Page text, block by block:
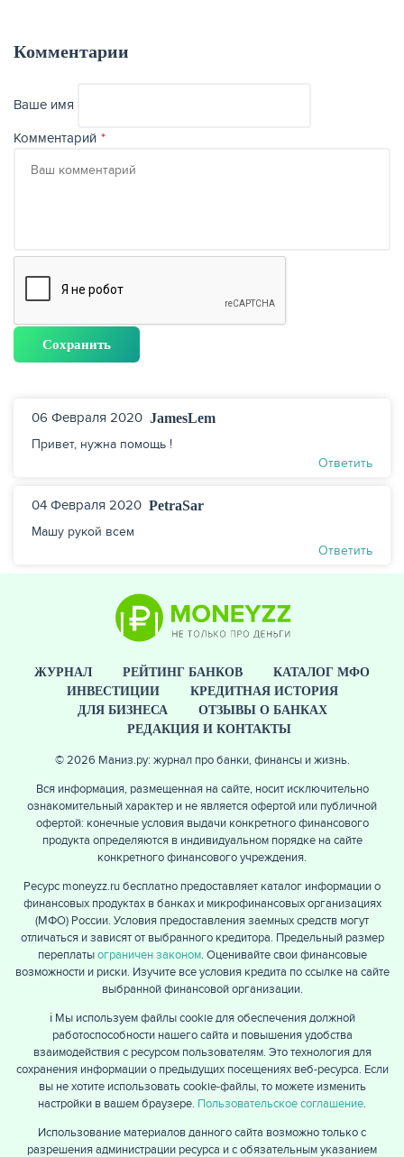
Комментарии
Ваше имя
Комментарий
06 Февраля 2020 JamesLem
Привет, нужна помощь !
Ответить
04 Февраля 2020 PetraSar
Машу рукой всем
Ответить
ЖУРНАЛ РЕЙТИНГ БАНКОВ
КАТАЛОГ МФО
ИНВЕСТИЦИИ
КРЕДИТНАЯ ИСТОРИЯ
ДЛЯ БИЗНЕСА
ОТЗЫВЫ О БАНКАХ
РЕДАКЦИЯ И КОНТАКТЫ
© 2026 Маниз.ру: журнал про банки, финансы и жизнь.
Вся информация, размещенная на сайте, носит исключительно
ознакомительный характер и не является офертой или публичной
офертой: конечные условия выдачи конкретного финансового
продукта определяются в индивидуальном порядке на сайте
конкретного финансового учреждения.
Ресурс moneyzz.ru бесплатно предоставляет каталог информации о
финансовых продуктах в банках и микрофинансовых организациях
(МФО) России. Условия предоставления заемных средств могут
отличаться и зависят от выбранного кредитора. Предельный размер
переплатыограничен законом. Оценивайте свои финансовые
возможности и риски. Изучите все условия кредита по ссылке на сайте
выбранной финансовой организации.
ℹ️ Мы используем файлы cookie для обеспечения должной
работоспособности нашего сайта и повышения удобства
взаимодействия с ресурсом пользователям. Это технология для
сохранения информации о предыдущих посещениях веб-ресурса. Если
вы не хотите использовать cookie-файлы, то можете изменить
настройки в вашем браузере. Пользовательское соглашение.
Использование материалов данного сайта возможно только с
разрешения администрации ресурса и с обязательным указанием